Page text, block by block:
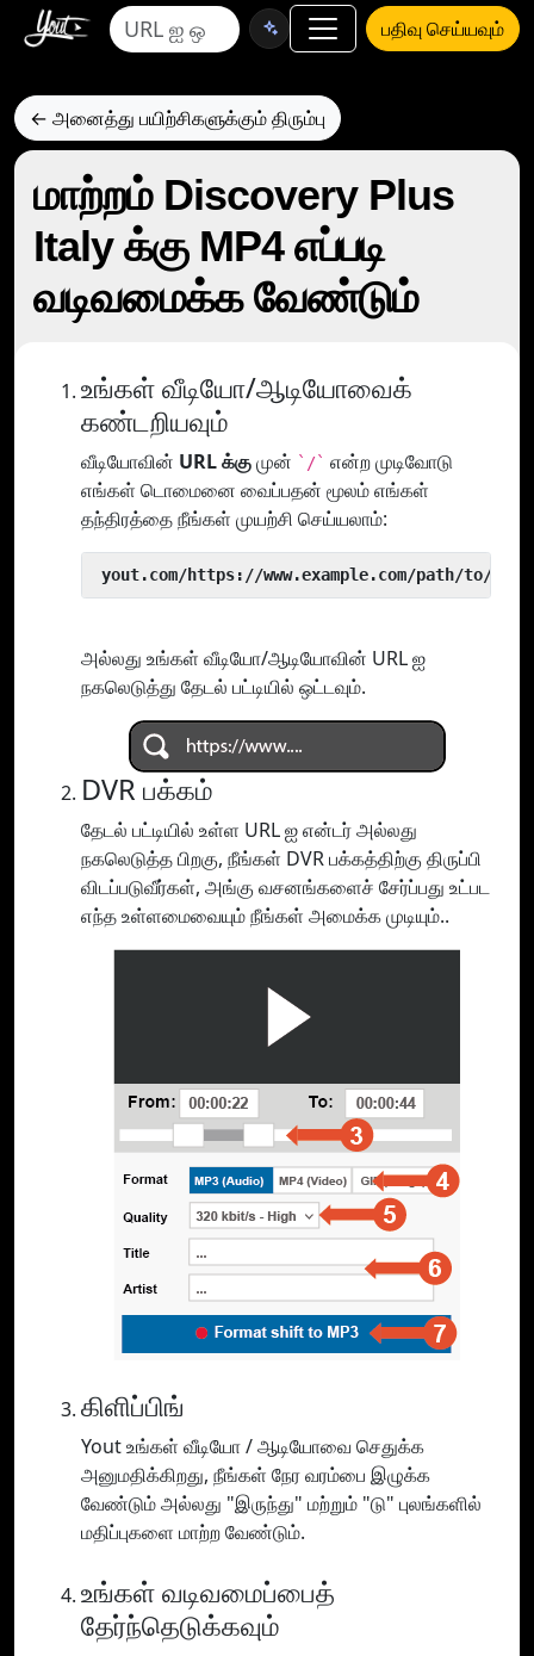
பதிவு செய்யவும்
← அனைத்து பயிற்சிகளுக்கும் திரும்பு
மாற்றம் Discovery Plus
Italy க்கு MP4 எப்படி
வடிவமைக்க வேண்டும்
உங்கள் வீடியோ/ஆடியோவைக்
கண்டறியவும்
வீடியோவின் URL க்குமுன் `/` என்ற முடிவோடு
எங்கள் டொமைனை வைப்பதன் மூலம் எங்கள்
தந்திரத்தை நீங்கள் முயற்சி செய்யலாம்:
yout.com/https://www.example.com/path/to/
அல்லது உங்கள் வீடியோ/ஆடியோவின் URL ஐ
நகலெடுத்து தேடல் பட்டியில் ஒட்டவும்.
DVR பக்கம்
தேடல் பட்டியில் உள்ள URL ஐ என்டர் அல்லது
நகலெடுத்த பிறகு, நீங்கள் DVR பக்கத்திற்கு திருப்பி
விடப்படுவீர்கள், அங்கு வசனங்களைச் சேர்ப்பது உட்பட
எந்த உள்ளமைவையும் நீங்கள் அமைக்க முடியும்..
கிளிப்பிங்
Yout உங்கள் வீடியோ / ஆடியோவை செதுக்க
அனுமதிக்கிறது, நீங்கள் நேர வரம்பை இழுக்க
வேண்டும் அல்லது "இருந்து" மற்றும் "டு" புலங்களில்
மதிப்புகளை மாற்ற வேண்டும்.
உங்கள் வடிவமைப்பைத்
தேர்ந்தெடுக்கவும்